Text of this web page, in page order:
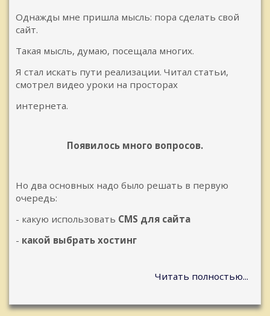
Однажды мне пришла мысль: пора сделать свой
сайт.
Такая мысль, думаю, посещала многих.
Я стал искать пути реализации. Читал статьи,
смотрел видео уроки на просторах
интернета.
Появилось много вопросов.
Но два основных надо было решать в первую
очередь:
- какую использовать CMS для сайта
- какой выбрать хостинг
Читать полностью...